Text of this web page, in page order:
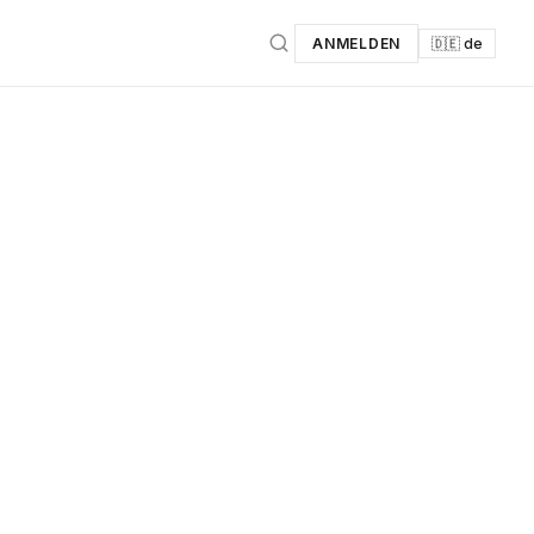
ANMELDEN 🇩🇪 de